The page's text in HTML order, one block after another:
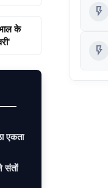
के
एकता
संतों
flash_on
flash_on